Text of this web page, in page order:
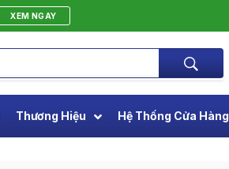
XEM NGAY
Thương Hiệu Hệ Thống Cửa Hàng